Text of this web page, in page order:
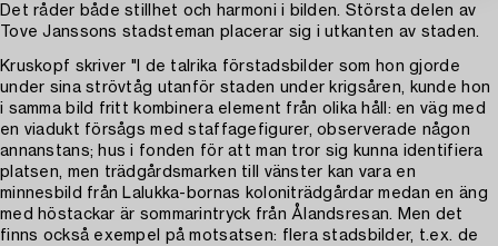
Det råder både stillhet och harmoni i bilden. Största delen av
Tove Janssons stadsteman placerar sig i utkanten av staden.
Kruskopf skriver "I de talrika förstadsbilder som hon gjorde
under sina strövtåg utanför staden under krigsåren, kunde hon
i samma bild fritt kombinera element från olika håll: en väg med
en viadukt försågs med staffagefigurer, observerade någon
annanstans; hus i fonden för att man tror sig kunna identifiera
platsen, men trädgårdsmarken till vänster kan vara en
minnesbild från Lalukka-bornas koloniträdgårdar medan en äng
med höstackar är sommarintryck från Ålandsresan. Men det
finns också exempel på motsatsen: flera stadsbilder, t.ex. de